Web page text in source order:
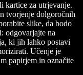
kartice za utrjevanje.
tvorjenje dolgoročnih
slike, da bodo
odgovarjajte na
ki jih lahko postavi
Učenje je
papirjem in označite